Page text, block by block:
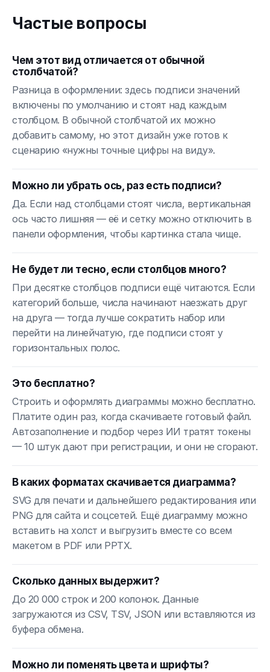
Частые вопросы
Чем этот вид отличается от обычной
столбчатой?
Разница в оформлении: здесь подписи значений
включены по умолчанию и стоят над каждым
столбцом. В обычной столбчатой их можно
добавить самому, но этот дизайн уже готов к
сценарию «нужны точные цифры на виду».
Можно ли убрать ось, раз есть подписи?
Да. Если над столбцами стоят числа, вертикальная
ось часто лишняя — её и сетку можно отключить в
панели оформления, чтобы картинка стала чище.
Не будет ли тесно, если столбцов много?
При десятке столбцов подписи ещё читаются. Если
категорий больше, числа начинают наезжать друг
на друга — тогда лучше сократить набор или
перейти на линейчатую, где подписи стоят у
горизонтальных полос.
Это бесплатно?
Строить и оформлять диаграммы можно бесплатно.
Платите один раз, когда скачиваете готовый файл.
Автозаполнение и подбор через ИИ тратят токены
— 10 штук дают при регистрации, и они не сгорают.
В каких форматах скачивается диаграмма?
SVG для печати и дальнейшего редактирования или
PNG для сайта и соцсетей. Ещё диаграмму можно
вставить на холст и выгрузить вместе со всем
макетом в PDF или PPTX.
Сколько данных выдержит?
До 20 000 строк и 200 колонок. Данные
загружаются из CSV, TSV, JSON или вставляются из
буфера обмена.
Можно ли поменять цвета и шрифты?